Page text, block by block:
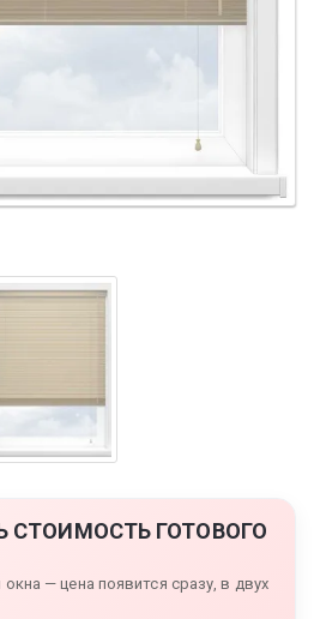
СТОИМОСТЬ ГОТОВОГО
— цена появится сразу, в двух